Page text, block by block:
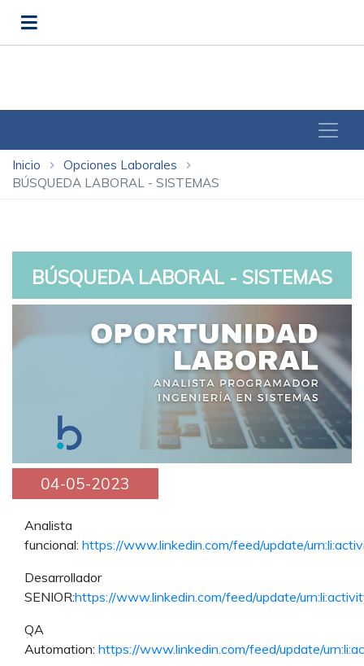
Inicio chevron_right Opciones Laborales chevron_right
BÚSQUEDA LABORAL - SISTEMAS
BÚSQUEDA LABORAL - SISTEMAS
04-05-2023
Analista
funcional: https://www.linkedin.com/feed/update/
Desarrollador
SENIOR:https://www.linkedin.com/feed/update/
QA
Automation: https://www.linkedin.com/feed/update/